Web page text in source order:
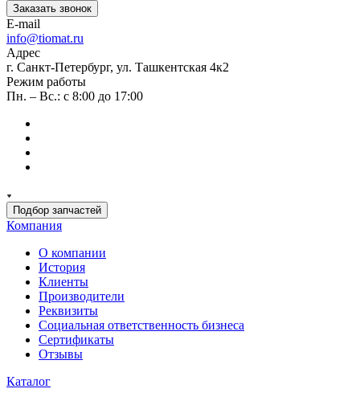
Заказать звонок
E-mail
info@tiomat.ru
Адрес
г. Санкт-Петербург, ул. Ташкентская 4к2
Режим работы
Пн. – Вс.: с 8:00 до 17:00
Подбор запчастей
Компания
О компании
История
Клиенты
Производители
Реквизиты
Социальная ответственность бизнеса
Сертификаты
Отзывы
Каталог